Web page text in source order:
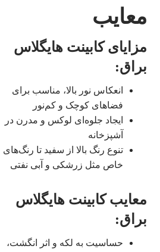
معایب
مزایای کابینت هایگلاس
براق:
انعکاس نور بالا، مناسب برای
فضاهای کوچک و کم‌نور
ایجاد جلوه‌ای لوکس و مدرن در
آشپزخانه
تنوع رنگ بالا از سفید تا رنگ‌های
خاص مثل زرشکی و آبی نفتی
معایب کابینت هایگلاس
براق:
حساسیت به لکه و اثر انگشت،